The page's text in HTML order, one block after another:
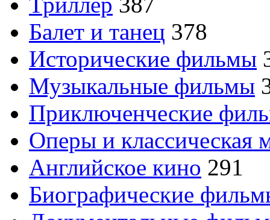
Балет и танец 378
Исторические фильмы
Музыкальные фильмы
Приключенческие
Оперы и классическая
Английское кино 291
Биографические